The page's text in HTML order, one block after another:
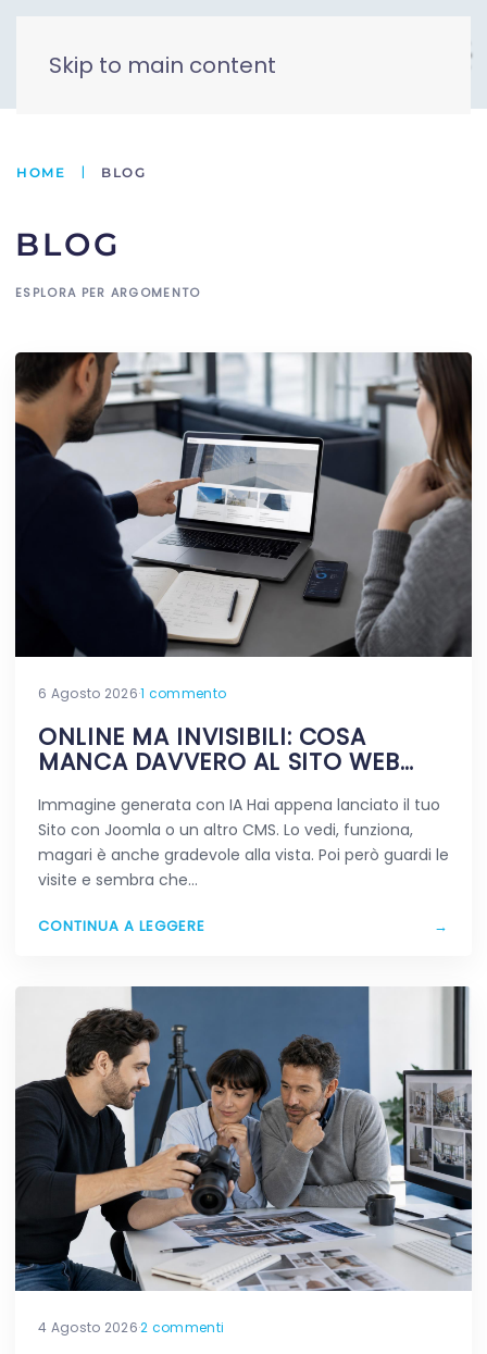
Skip to main content
HOME BLOG
BLOG
ESPLORA PER ARGOMENTO
6 Agosto 2026·1 commento
ONLINE MA INVISIBILI: COSA
MANCA DAVVERO AL SITO WEB
Immagine generata con IA Hai appena lanciato il tuo
Sito con Joomla o un altro CMS. Lo vedi, funziona,
magari è anche gradevole alla vista. Poi però guardi le
visite e sembra che…
CONTINUA A LEGGERE →
4 Agosto 2026·2 commenti